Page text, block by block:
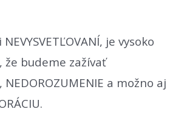
je vysoko
budeme zažívať
NEDOROZUMENIE a možno aj